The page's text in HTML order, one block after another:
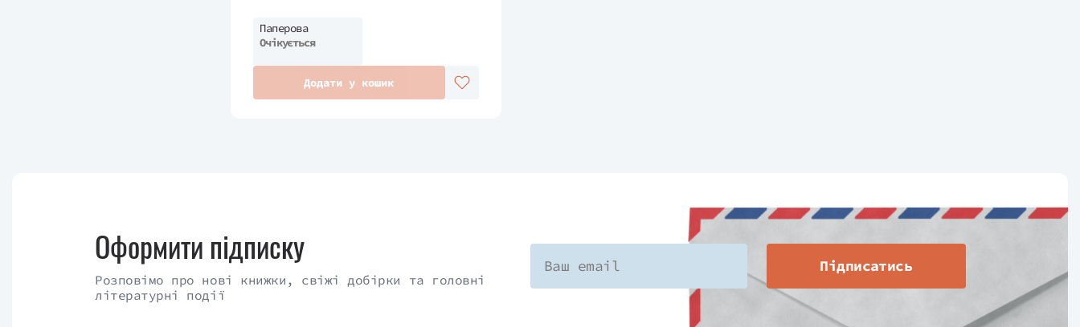
Паперова
Очікується
Додати у кошик
Оформити підписку
Розповімо про нові книжки, свіжі добірки та головні
літературні події
Підписатись